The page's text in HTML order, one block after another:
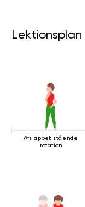
Lektionsplan
Afslappet stående
rotation